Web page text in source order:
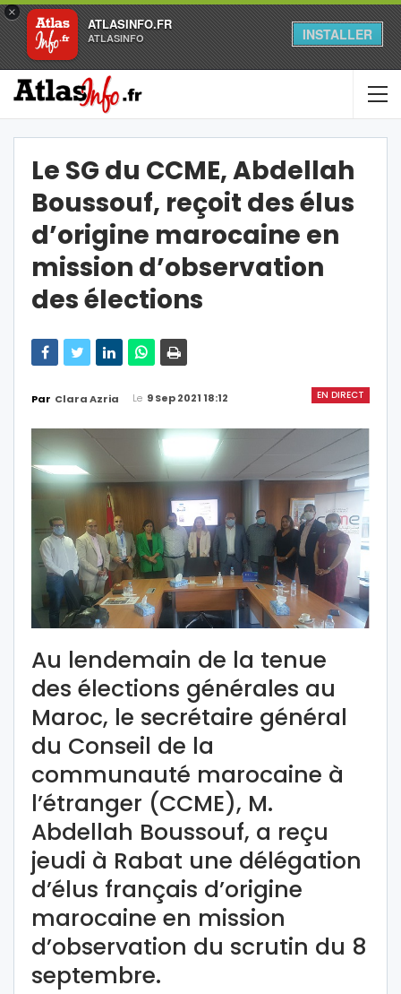
×
ATLASINFO.FR
ATLASINFO INSTALLER
Le SG du CCME, Abdellah
Boussouf, reçoit des élus
d’origine marocaine en
mission d’observation
des élections
EN DIRECT
Par Clara Azria Le 9 Sep 2021 18:12
Au lendemain de la tenue
des élections générales au
Maroc, le secrétaire général
du Conseil de la
communauté marocaine à
l’étranger (CCME), M.
Abdellah Boussouf, a reçu
jeudi à Rabat une délégation
d’élus français d’origine
marocaine en mission
d’observation du scrutin du 8
septembre.